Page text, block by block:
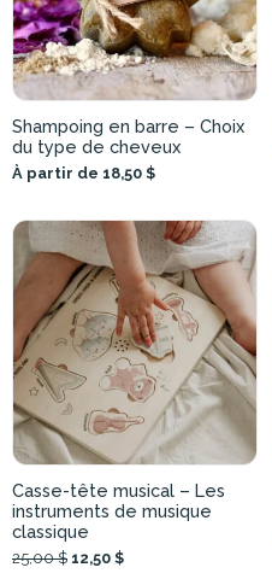
Shampoing en barre – Choix
du type de cheveux
À partir de 18,50 $
Casse-tête musical – Les
instruments de musique
classique
25,00 $ 12,50 $